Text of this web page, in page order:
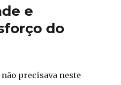
e
do
precisava neste